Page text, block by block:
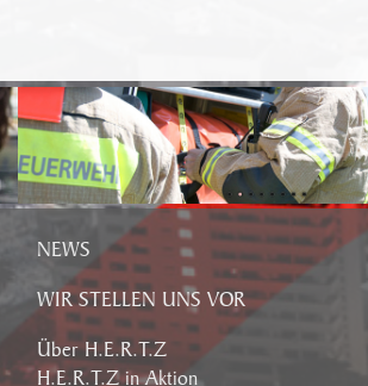
NEWS
WIR STELLEN UNS VOR
Über H.E.R.T.Z
H.E.R.T.Z in Aktion